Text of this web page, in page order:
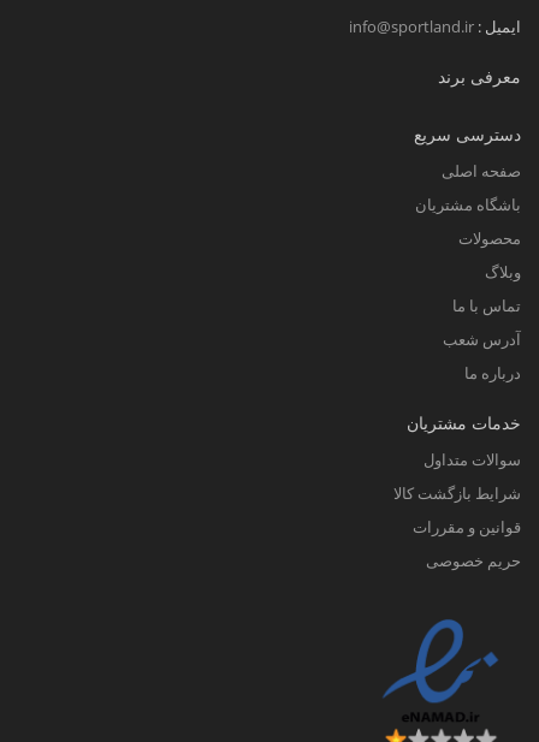
ایمیل : info@sportland.ir
معرفی برند
دسترسی سریع
صفحه اصلی
باشگاه مشتریان
محصولات
وبلاگ
تماس با ما
آدرس شعب
درباره ما
خدمات مشتریان
سوالات متداول
شرایط بازگشت کالا
قوانین و مقررات
حریم خصوصی